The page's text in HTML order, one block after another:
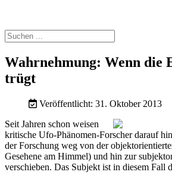
Wahrnehmung: Wenn die
trügt
Veröffentlicht: 31. Oktober 2013
Seit Jahren schon weisen
kritische Ufo-Phänomen-Forscher darauf
der Forschung weg von der
Gesehene am Himmel) und hin zur
verschieben. Das Subjekt ist in diesem Fall